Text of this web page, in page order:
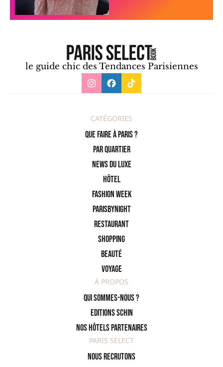
le guide chic des Tendances Parisiennes
CATÉGORIES
Que faire à Paris ?
PAR QUARTIER
News du Luxe
Hôtel
Fashion Week
ParisByNight
Restaurant
Shopping
Beauté
Voyage
À PROPOS
Qui sommes-nous ?
Editions SCHIN
Nos hôtels partenaires
PARIS SELECT
Nous recrutons